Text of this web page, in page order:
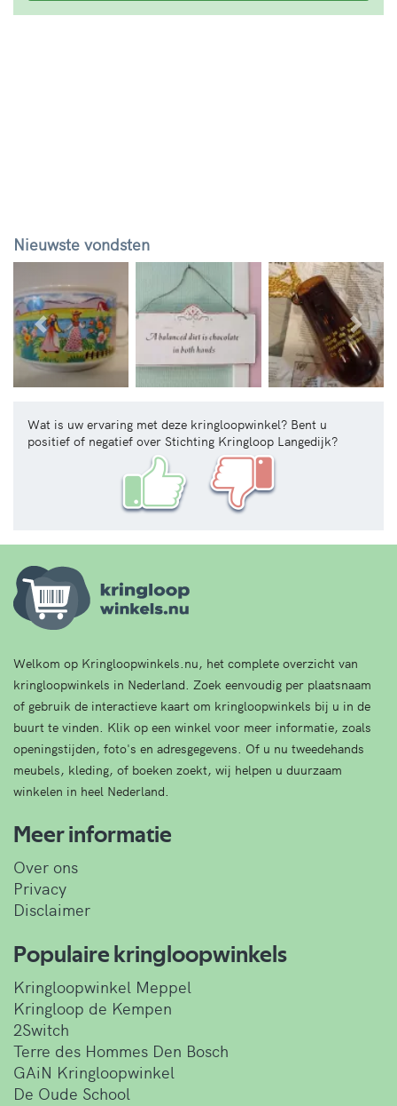
Nieuwste vondsten
Vorige
Wat is uw ervaring met deze kringloopwinkel? Bent u
positief of negatief over Stichting Kringloop Langedijk?
Welkom op Kringloopwinkels.nu, het complete overzicht van
kringloopwinkels in Nederland. Zoek eenvoudig per plaatsnaam
of gebruik de interactieve kaart om kringloopwinkels bij u in de
buurt te vinden. Klik op een winkel voor meer informatie, zoals
openingstijden, foto's en adresgegevens. Of u nu tweedehands
meubels, kleding, of boeken zoekt, wij helpen u duurzaam
winkelen in heel Nederland.
Meer informatie
Over ons
Privacy
Disclaimer
Populaire kringloopwinkels
Kringloopwinkel Meppel
Kringloop de Kempen
2Switch
Terre des Hommes Den Bosch
GAiN Kringloopwinkel
De Oude School